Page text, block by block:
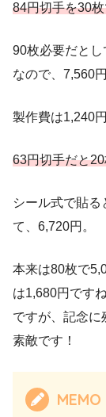
84円切手を30
90枚必要だと
なので、7,560円
製作費は1,240
63円切手だと
シール式で貼
て、6,720円。
本来は80枚で
は1,680円です
ですが、記念に
素敵です！
MEMO